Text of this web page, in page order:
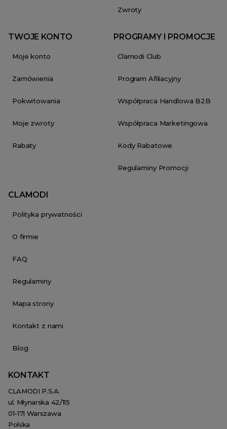
Zwroty
TWOJE KONTO
Moje konto
Zamówienia
Pokwitowania
Moje zwroty
Rabaty
PROGRAMY I PROMOCJE
Clamodi Club
Program Afiliacyjny
Współpraca Handlowa B2B
Współpraca Marketingowa
Kody Rabatowe
Regulaminy Promocji
CLAMODI
Polityka prywatności
O firmie
FAQ
Regulaminy
Mapa strony
Kontakt z nami
Blog
KONTAKT
CLAMODI P.S.A.
ul. Młynarska 42/115
01-171 Warszawa
Polska